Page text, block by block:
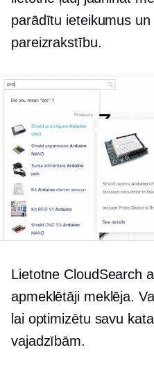
parādītu ieteikumus
pareizrakstību.
Lietotne CloudSearch
apmeklētāji meklēja.
lai optimizētu savu
vajadzībām.